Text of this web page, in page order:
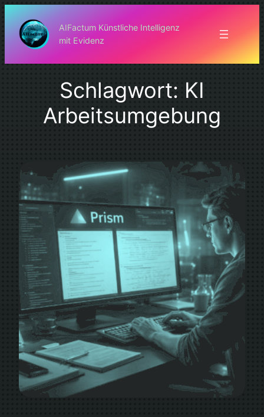
Inhalt
springen
AIFactum Künstliche Intelligenz
mit Evidenz
Schlagwort: KI
Arbeitsumgebung